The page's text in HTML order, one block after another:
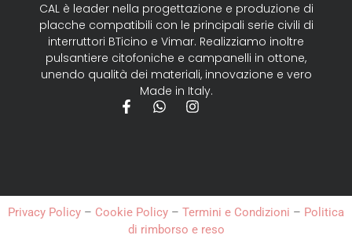
CAL è leader nella progettazione e produzione di
placche compatibili con le principali serie civili di
interruttori BTicino e Vimar. Realizziamo inoltre
pulsantiere citofoniche e campanelli in ottone,
unendo qualità dei materiali, innovazione e vero
Made in Italy.
Privacy Policy – Cookie Policy – Termini e Condizioni – Politica
di rimborso e reso